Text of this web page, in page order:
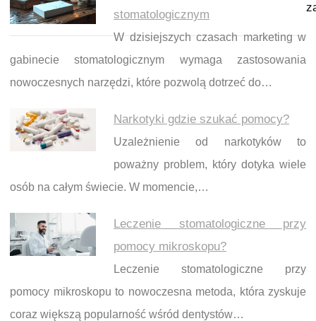
stomatologicznym
W dzisiejszych czasach marketing w
gabinecie stomatologicznym wymaga zastosowania
nowoczesnych narzędzi, które pozwolą dotrzeć do…
Narkotyki gdzie szukać pomocy?
Uzależnienie od narkotyków to
poważny problem, który dotyka wiele
osób na całym świecie. W momencie,…
Leczenie stomatologiczne przy
pomocy mikroskopu?
Leczenie stomatologiczne przy
pomocy mikroskopu to nowoczesna metoda, która zyskuje
coraz większą popularność wśród dentystów…